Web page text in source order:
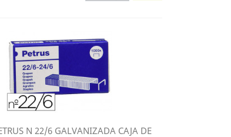
N 22/6 GALVANIZADA CAJA DE